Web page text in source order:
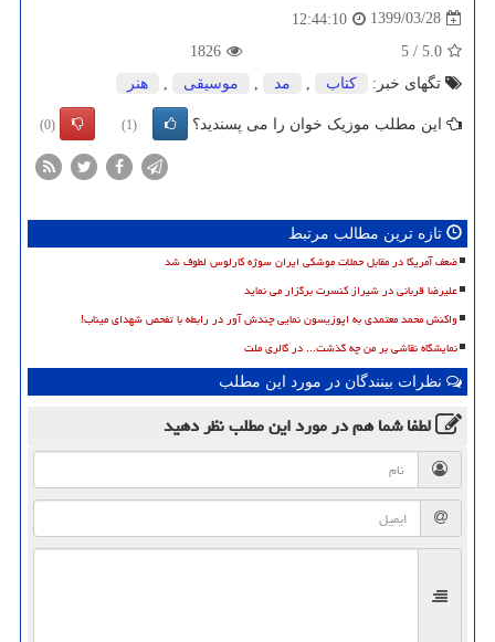
1399/03/28
12:44:10
5.0
/
5
1826
تگهای خبر:
كتاب , مد , موسیقی , هنر
این مطلب موزیک خوان را می پسندید؟ (1)
(0)
تازه ترین مطالب مرتبط
ضعف آمریکا در مقابل حملات موشکی ایران سوژه کارلوس لطوف شد
علیرضا قربانی در شیراز کنسرت برگزار می نماید
واکنش محمد معتمدی به اپوزیسون نمایی چندش آور در رابطه با تفحص شهدای میناب!
نمایشگاه نقاشی بر من چه گذشت... در گالری ملت
نظرات بینندگان در مورد این مطلب
لطفا شما همدر مورد این مطلبنظر دهید